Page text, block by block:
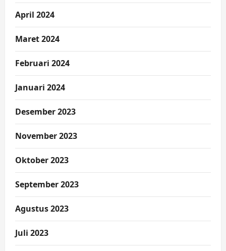
April 2024
Maret 2024
Februari 2024
Januari 2024
Desember 2023
November 2023
Oktober 2023
September 2023
Agustus 2023
Juli 2023